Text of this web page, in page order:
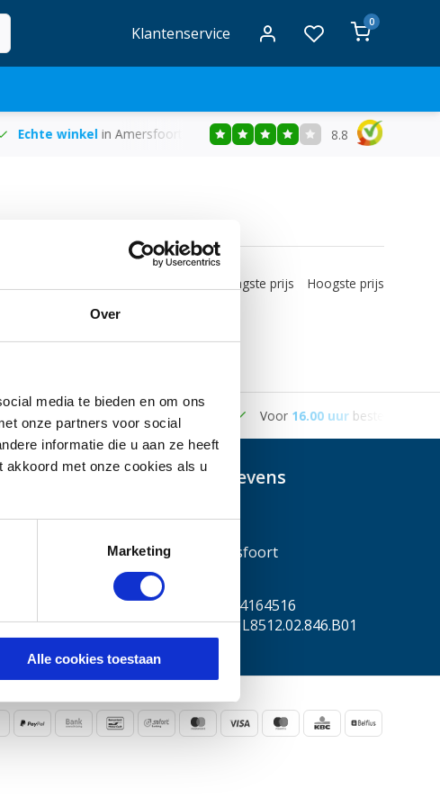
Over
media te bieden en om ons
onze partners voor social
informatie die u aan ze heeft
met onze cookies als u
Marketing
Alle cookies toestaan
Klantenservice
0
besteld , de volgende werkdag in huis Gratisbezorging vanaf €50
8.8
Laagste prijs Hoogste prijs
besteld , de volgende werkdag in huis Gratis bezorging vanaf
Contactgegevens
3825HA , Amersfoort
Nederland
KVK nummer: 54164516
Btw nummer: NL8512.02.846.B01